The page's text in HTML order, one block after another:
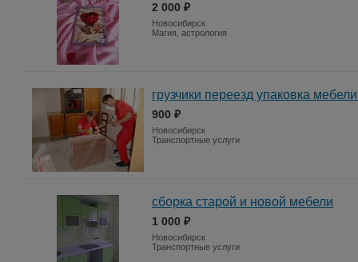
2 000 ₽
Новосибирск
Магия, астрология
грузчики переезд упаковка
900 ₽
Новосибирск
Транспортные услуги
сборка старой и новой мебели
1 000 ₽
Новосибирск
Транспортные услуги